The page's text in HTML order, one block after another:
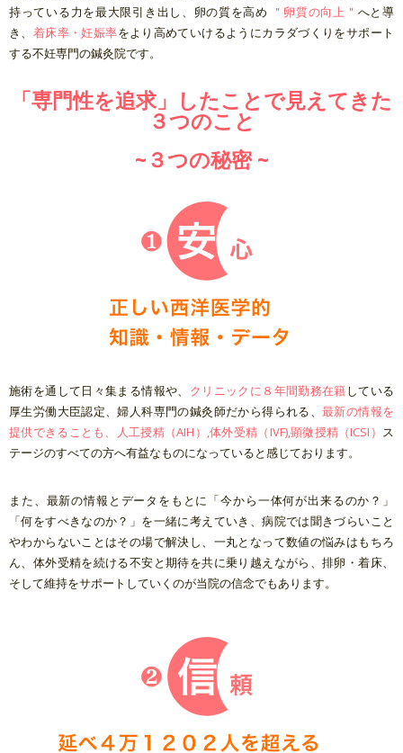
持っている力を最大限引き出し、卵の質を高め
＂卵質の向上＂ へと導
き、 着床率・妊娠率をより高めていけるようにカラダづくりをサポート
する不妊専門の鍼灸院です。
「専門性を追求」したことで見えてきた
３つのこと
~３つの秘密 ~
施術を通して日々集まる情報や、 クリニックに８年間勤務在籍している
厚生労働大臣認定、婦人科専門の鍼灸師だから得られる、最新の情報を
提供できることも、人工授精（AIH）,体外受精（IVF),顕微授精（ICSI） ス
テージのすべての方へ有益なものになっていると感じております。
また、最新の情報とデータをもとに「今から一体何が出来るのか？」
「何をすべきなのか？」を一緒に考えていき、病院では聞きづらいこと
やわからないことはその場で解決し、一丸となって数値の悩みはもちろ
ん、体外受精を続ける不安と期待を共に乗り越えながら、排卵・着床、
そして維持をサポート していくのが当院の信念でもあります。